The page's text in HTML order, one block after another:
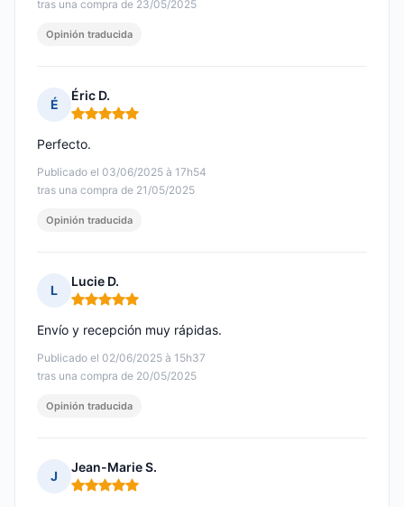
tras una compra de 23/05/2025
Opinión traducida
É
Éric D.
Nota: 5 de 5
Publicado el 03/06/2025 à 17h54
tras una compra de 21/05/2025
Perfecto.
Opinión traducida
L
Lucie D.
Nota: 5 de 5
Publicado el 02/06/2025 à 15h37
tras una compra de 20/05/2025
Envío y recepción muy rápidas.
Opinión traducida
J
Jean-Marie S.
Nota: 5 de 5